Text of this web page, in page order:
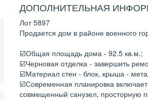
ДОПОЛНИТЕЛЬНАЯ
Лот 5897
Продается дом в районе военного
☑️Общая площадь дома - 92.5 кв.м.;
☑️Черновая отделка - завершить
☑️Материал стен - блок, крыша -
☑️Современная планировка
совмещенный санузел, просторную